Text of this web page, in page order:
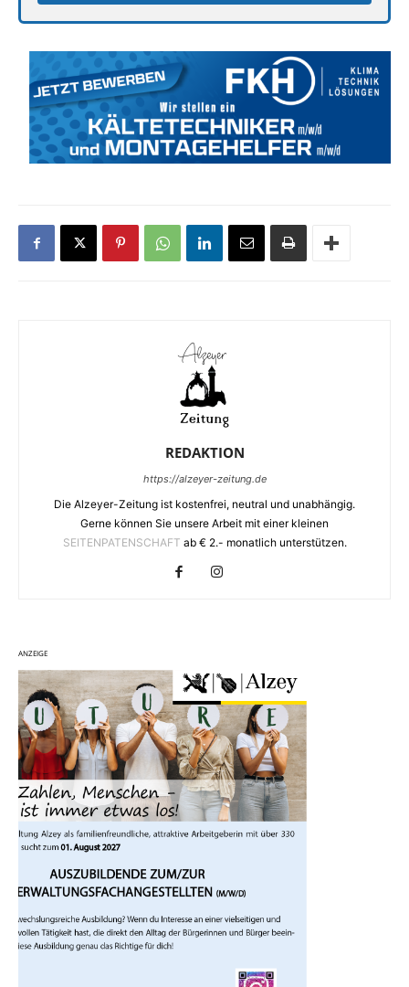
REDAKTION
https://alzeyer-zeitung.de
Die Alzeyer-Zeitung ist kostenfrei, neutral und unabhängig.
Gerne können Sie unsere Arbeit mit einer kleinen
SEITENPATENSCHAFT ab € 2.- monatlich unterstützen.
ANZEIGE